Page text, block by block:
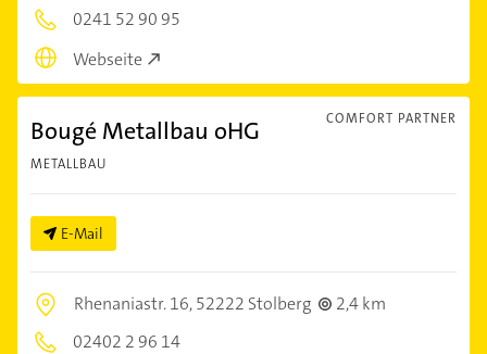
0241 52 90 95
Webseite
COMFORT PARTNER
Bougé Metallbau oHG
METALLBAU
E-Mail
Rhenaniastr. 16,52222 Stolberg
2,4 km
02402 2 96 14